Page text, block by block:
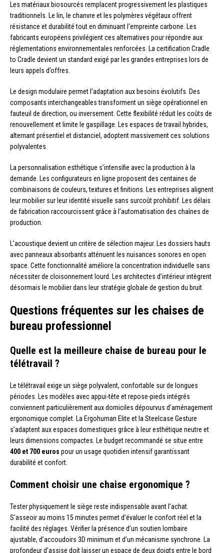
Les matériaux biosourcés remplacent progressivement les plastiques
traditionnels. Le lin, le chanvre et les polymères végétaux offrent
résistance et durabilité tout en diminuant l’empreinte carbone. Les
fabricants européens privilégient ces alternatives pour répondre aux
réglementations environnementales renforcées. La certification Cradle
to Cradle devient un standard exigé par les grandes entreprises lors de
leurs appels d’offres.
Le design modulaire permet l’adaptation aux besoins évolutifs. Des
composants interchangeables transforment un siège opérationnel en
fauteuil de direction, ou inversement. Cette flexibilité réduit les coûts de
renouvellement et limite le gaspillage. Les espaces de travail hybrides,
alternant présentiel et distanciel, adoptent massivement ces solutions
polyvalentes.
La personnalisation esthétique s’intensifie avec la production à la
demande. Les configurateurs en ligne proposent des centaines de
combinaisons de couleurs, textures et finitions. Les entreprises alignent
leur mobilier sur leur identité visuelle sans surcoût prohibitif. Les délais
de fabrication raccourcissent grâce à l’automatisation des chaînes de
production.
L’acoustique devient un critère de sélection majeur. Les dossiers hauts
avec panneaux absorbants atténuent les nuisances sonores en open
space. Cette fonctionnalité améliore la concentration individuelle sans
nécessiter de cloisonnement lourd. Les architectes d’intérieur intègrent
désormais le mobilier dans leur stratégie globale de gestion du bruit.
Questions fréquentes sur les chaises de
bureau professionnel
Quelle est la meilleure chaise de bureau pour le
télétravail ?
Le télétravail exige un siège polyvalent, confortable sur de longues
périodes. Les modèles avec appui-tête et repose-pieds intégrés
conviennent particulièrement aux domiciles dépourvus d’aménagement
ergonomique complet. La Ergohuman Elite et la Steelcase Gesture
s’adaptent aux espaces domestiques grâce à leur esthétique neutre et
leurs dimensions compactes. Le budget recommandé se situe entre
400 et 700 euros pour un usage quotidien intensif garantissant
durabilité et confort.
Comment choisir une chaise ergonomique ?
Tester physiquement le siège reste indispensable avant l’achat.
S’asseoir au moins 15 minutes permet d’évaluer le confort réel et la
facilité des réglages. Vérifier la présence d’un soutien lombaire
ajustable, d’accoudoirs 3D minimum et d’un mécanisme synchrone. La
profondeur d’assise doit laisser un espace de deux doigts entre le bord